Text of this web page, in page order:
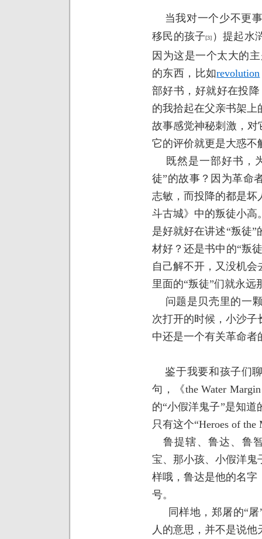
当我对一个少不更
移民的孩子[3] ）提起水
因为这是一个太大的
的东西，比如revolution
部好书，好就好在投
的我拾起在父亲书架
故事感觉神秘刺激，对
它的评价就更是大惑不
既然是一部好书，
徒”的故事？因为革命
志敏，而投降的都是坏
斗古城》中的叛徒小高
是好就好在讲述“叛徒
材好？还是书中的“叛
自己解不开，又没机
里面的“叛徒”们就永远
问题是贝壳里的一
次打开的时候，小沙
中还是一个有关革命
鉴于我要和孩子们
句，《the Water Margin
的“小假洋鬼子”是知
只有这个“Heroes of the
鲁提辖、鲁达、鲁
宝、那小孩、小假洋鬼
样哦，鲁达是他的名字
号。
同样地，郑屠的“
人的意思，并不是说